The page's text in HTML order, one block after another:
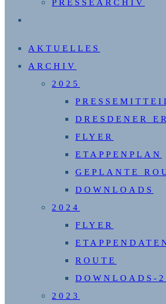
PRESSEARCHIV
UMSCHALTEN
AKTUELLES
ARCHIV
2025
DRESDENER
FLYER
ETAPPENPLAN
GEPLANTE
DOWNLOADS
2024
FLYER
ROUTE
DOWNLOADS-
2023